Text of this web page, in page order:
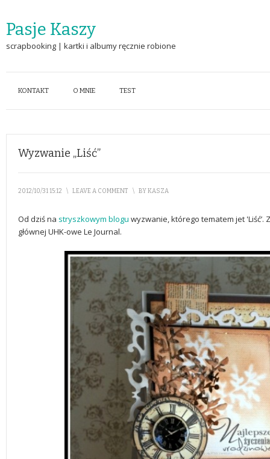
Pasje Kaszy
scrapbooking | kartki i albumy ręcznie robione
KONTAKT O MNIE TEST
Wyzwanie „Liść”
2012/10/31 15:12 \ LEAVE A COMMENT \ BYKASZA
Od dziś na stryszkowym blogu wyzwanie, którego tematem jet 'Liść’.
głównej UHK-owe Le Journal.